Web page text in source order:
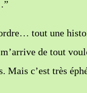
tout une
de tout
Mais c’est très